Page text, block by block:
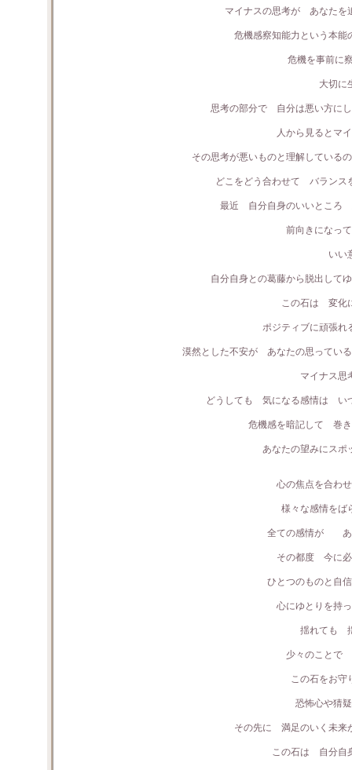
マイナスの思考が あなたを
危機感察知能力という本能
危機を事前に
大切に
思考の部分で 自分は悪い方に
人から見るとマ
その思考が悪いものと理解している
どこをどう合わせて バランス
最近 自分自身のいいところ
前向きになっ
いい
自分自身との葛藤から脱出して
この石は 変化
ポジティブに頑張れ
漠然とした不安が あなたの思ってい
マイナス思
どうしても 気になる感情は い
危機感を暗記して 巻き
あなたの望みにスポ
心の焦点を合わ
様々な感情をば
全ての感情が あ
その都度 今に
ひとつのものと自
心にゆとりを持
揺れても
少々のことで
この石をお
恐怖心や猜
その先に 満足のいく未来
この石は 自分自